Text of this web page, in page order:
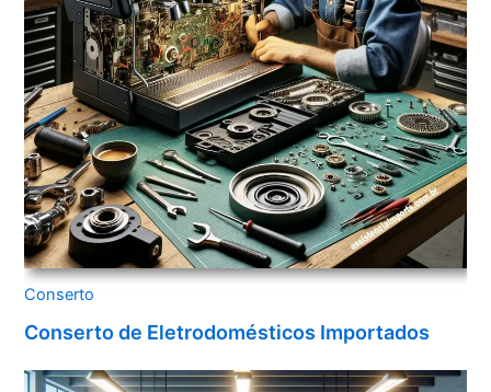
Conserto
Conserto de Eletrodomésticos Importados